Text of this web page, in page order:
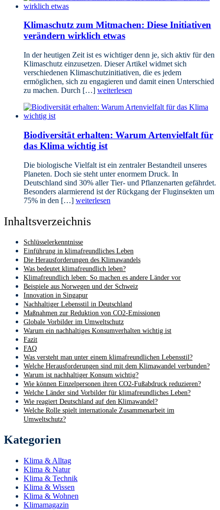
Klimaschutz zum Mitmachen: Diese Initiativen
verändern wirklich etwas
In der heutigen Zeit ist es wichtiger denn je, sich aktiv für den
Klimaschutz einzusetzen. Dieser Artikel widmet sich
verschiedenen Klimaschutzinitiativen, die es jedem
ermöglichen, sich zu engagieren und damit einen Unterschied
zu machen. Durch […] weiterlesen
Biodiversität erhalten: Warum Artenvielfalt für
das Klima wichtig ist
Die biologische Vielfalt ist ein zentraler Bestandteil unseres
Planeten. Doch sie steht unter enormem Druck. In
Deutschland sind 30% aller Tier- und Pflanzenarten gefährdet.
Besonders alarmierend ist der Rückgang der Fluginsekten um
75% in den […] weiterlesen
Inhaltsverzeichnis
Schlüsselerkenntnisse
Einführung in klimafreundliches Leben
Die Herausforderungen des Klimawandels
Was bedeutet klimafreundlich leben?
Klimafreundlich leben: So machen es andere Länder vor
Beispiele aus Norwegen und der Schweiz
Innovation in Singapur
Nachhaltiger Lebensstil in Deutschland
Maßnahmen zur Reduktion von CO2-Emissionen
Globale Vorbilder im Umweltschutz
Warum ein nachhaltiges Konsumverhalten wichtig ist
Fazit
FAQ
Was versteht man unter einem klimafreundlichen Lebensstil?
Welche Herausforderungen sind mit dem Klimawandel verbunden?
Warum ist nachhaltiger Konsum wichtig?
Wie können Einzelpersonen ihren CO2-Fußabdruck reduzieren?
Welche Länder sind Vorbilder für klimafreundliches Leben?
Wie reagiert Deutschland auf den Klimawandel?
Welche Rolle spielt internationale Zusammenarbeit im
Umweltschutz?
Kategorien
Klima & Alltag
Klima & Natur
Klima & Technik
Klima & Wissen
Klima & Wohnen
Klimamagazin